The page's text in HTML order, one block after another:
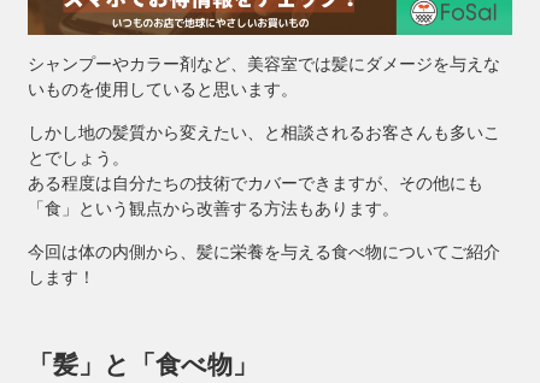
シャンプーやカラー剤など、美容室では髪にダメージを与えな
いものを使用していると思います。
しかし地の髪質から変えたい、と相談されるお客さんも多いこ
とでしょう。
ある程度は自分たちの技術でカバーできますが、その他にも
「食」という観点から改善する方法もあります。
今回は体の内側から、髪に栄養を与える食べ物についてご紹介
します！
「髪」と「食べ物」